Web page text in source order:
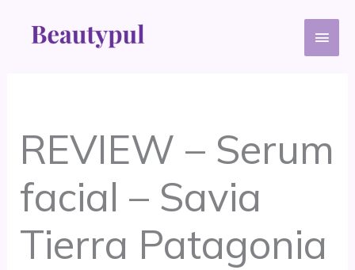
REVIEW – Serum
facial – Savia
Tierra Patagonia